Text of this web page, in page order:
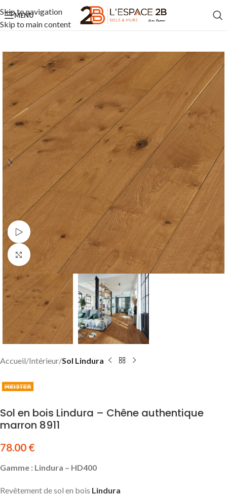
Skip to navigation
Skip to main content
MENU
Watch video
Click to enlarge
Accueil Intérieur Sol Lindura
Sol en bois Lindura – Chêne authentique
marron 8911
78.00 €
Gamme : Lindura – HD400
Revêtement de sol en bois Lindura